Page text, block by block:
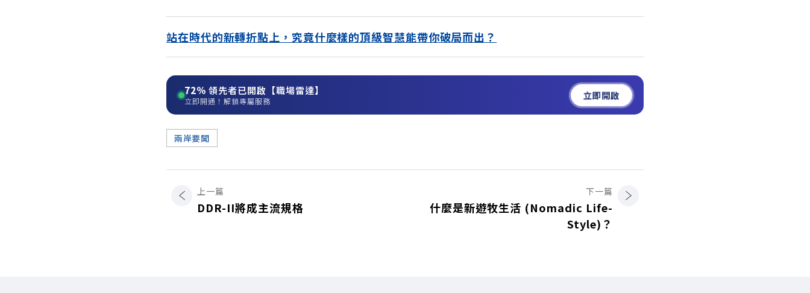
站在時代的新轉折點上，究竟什麼樣的頂級智慧能帶你破局而出？
72% 領先者已開啟【職場雷達】
立即開通！解鎖專屬服務 立即開啟
兩岸要聞
上一篇
DDR-II將成主流規格
下一篇
什麼是新遊牧生活 (Nomadic Life-
Style)？